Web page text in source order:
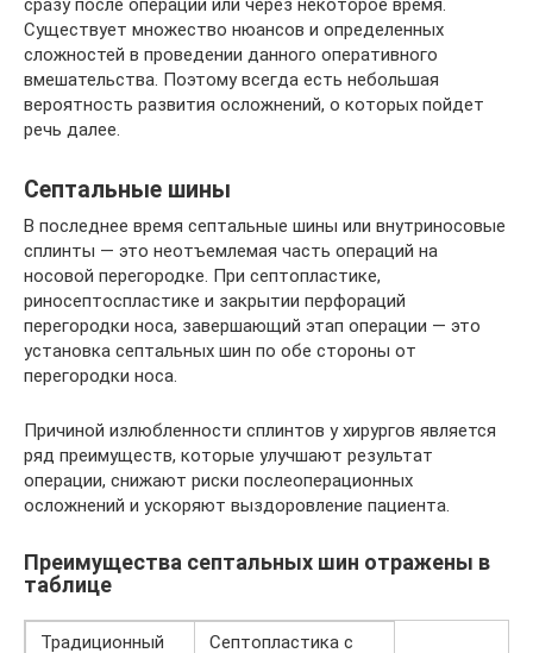
Существует множество нюансов и определенных
сложностей в проведении данного оперативного
вмешательства. Поэтому всегда есть небольшая
вероятность развития осложнений, о которых пойдет
речь далее.
Септальные шины
В последнее время септальные шины или внутриносовые
сплинты — это неотъемлемая часть операций на
носовой перегородке. При септопластике,
риносептоспластике и закрытии перфораций
перегородки носа, завершающий этап операции — это
установка септальных шин по обе стороны от
перегородки носа.
Причиной излюбленности сплинтов у хирургов является
ряд преимуществ, которые улучшают результат
операции, снижают риски послеоперационных
осложнений и ускоряют выздоровление пациента.
Преимущества септальных шин отражены в
таблице
Традиционный Септопластика с